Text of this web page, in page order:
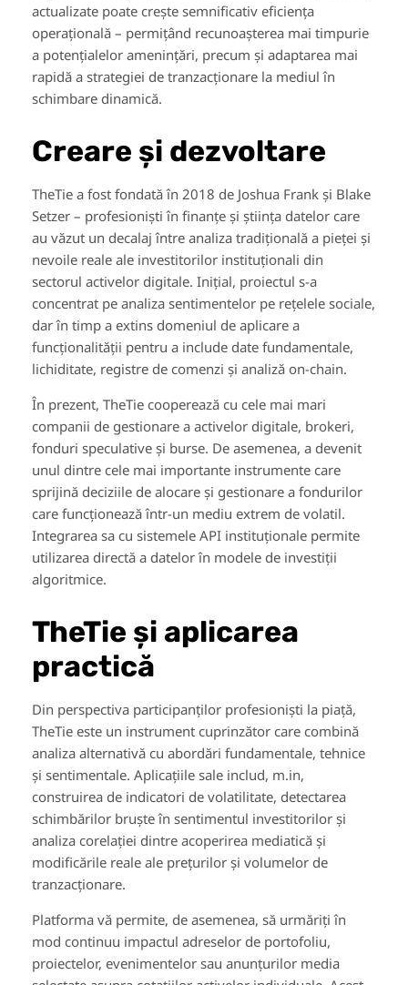
actualizate poate crește semnificativ eficiența
operațională – permițând recunoașterea mai timpurie
a potențialelor amenințări, precum și adaptarea mai
rapidă a strategiei de tranzacționare la mediul în
schimbare dinamică.
Creare și dezvoltare
TheTie a fost fondată în 2018 de Joshua Frank și Blake
Setzer – profesioniști în finanțe și știința datelor care
au văzut un decalaj între analiza tradițională a pieței și
nevoile reale ale investitorilor instituționali din
sectorul activelor digitale. Inițial, proiectul s-a
concentrat pe analiza sentimentelor pe rețelele sociale,
dar în timp a extins domeniul de aplicare a
funcționalității pentru a include date fundamentale,
lichiditate, registre de comenzi și analiză on-chain.
În prezent, TheTie cooperează cu cele mai mari
companii de gestionare a activelor digitale, brokeri,
fonduri speculative și burse. De asemenea, a devenit
unul dintre cele mai importante instrumente care
sprijină deciziile de alocare și gestionare a fondurilor
care funcționează într-un mediu extrem de volatil.
Integrarea sa cu sistemele API instituționale permite
utilizarea directă a datelor în modele de investiții
algoritmice.
TheTie și aplicarea
practică
Din perspectiva participanților profesioniști la piață,
TheTie este un instrument cuprinzător care combină
analiza alternativă cu abordări fundamentale, tehnice
și sentimentale. Aplicațiile sale includ, m.in,
construirea de indicatori de volatilitate, detectarea
schimbărilor bruște în sentimentul investitorilor și
analiza corelației dintre acoperirea mediatică și
modificările reale ale prețurilor și volumelor de
tranzacționare.
Platforma vă permite, de asemenea, să urmăriți în
mod continuu impactul adreselor de portofoliu,
proiectelor, evenimentelor sau anunțurilor media